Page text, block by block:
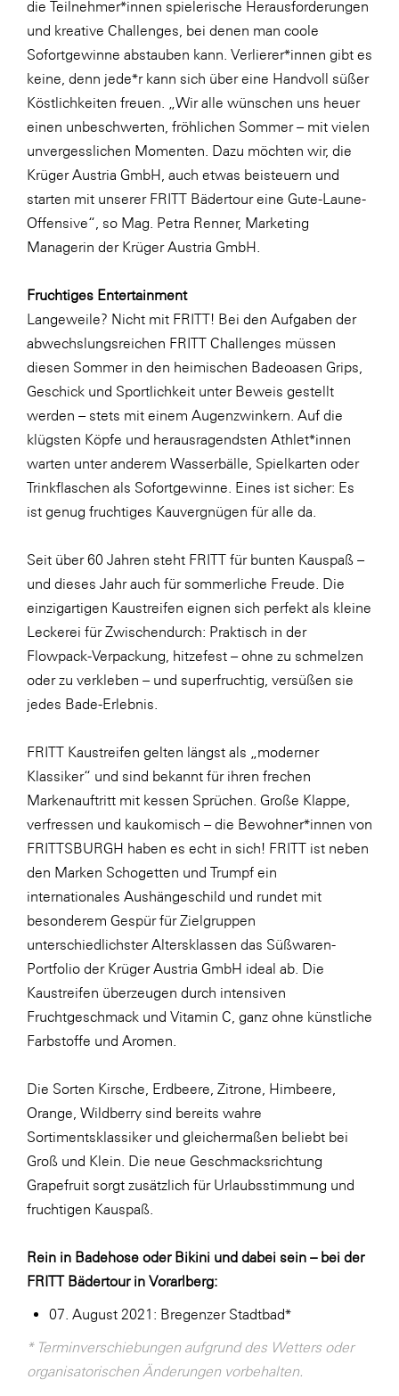
WKS Fachgruppe Finanzdienstleister
WK UBIT
Zühlke
Media
die Teilnehmer*innen spielerische Herausforderungen
und kreative Challenges, bei denen man coole
Sofortgewinne abstauben kann. Verlierer*innen gibt es
keine, denn jede*r kann sich über eine Handvoll süßer
Köstlichkeiten freuen. „Wir alle wünschen uns heuer
einen unbeschwerten, fröhlichen Sommer – mit vielen
unvergesslichen Momenten. Dazu möchten wir, die
Krüger Austria GmbH, auch etwas beisteuern und
starten mit unserer FRITT Bädertour eine Gute-Laune-
Offensive“, so Mag. Petra Renner, Marketing
Managerin der Krüger Austria GmbH.
Fruchtiges Entertainment
Langeweile? Nicht mit FRITT! Bei den Aufgaben der
abwechslungsreichen FRITT Challenges müssen
diesen Sommer in den heimischen Badeoasen Grips,
Geschick und Sportlichkeit unter Beweis gestellt
werden – stets mit einem Augenzwinkern. Auf die
klügsten Köpfe und herausragendsten Athlet*innen
warten unter anderem Wasserbälle, Spielkarten oder
Trinkflaschen als Sofortgewinne. Eines ist sicher: Es
ist genug fruchtiges Kauvergnügen für alle da.
Seit über 60 Jahren steht FRITT für bunten Kauspaß –
und dieses Jahr auch für sommerliche Freude. Die
einzigartigen Kaustreifen eignen sich perfekt als kleine
Leckerei für Zwischendurch: Praktisch in der
Flowpack-Verpackung, hitzefest – ohne zu schmelzen
oder zu verkleben – und superfruchtig, versüßen sie
jedes Bade-Erlebnis.
FRITT Kaustreifen gelten längst als „moderner
Klassiker“ und sind bekannt für ihren frechen
Markenauftritt mit kessen Sprüchen. Große Klappe,
verfressen und kaukomisch – die Bewohner*innen von
FRITTSBURGH haben es echt in sich! FRITT ist neben
den Marken Schogetten und Trumpf ein
internationales Aushängeschild und rundet mit
besonderem Gespür für Zielgruppen
unterschiedlichster Altersklassen das Süßwaren-
Portfolio der Krüger Austria GmbH ideal ab. Die
Kaustreifen überzeugen durch intensiven
Fruchtgeschmack und Vitamin C, ganz ohne künstliche
Farbstoffe und Aromen.
Die Sorten Kirsche, Erdbeere, Zitrone, Himbeere,
Orange, Wildberry sind bereits wahre
Sortimentsklassiker und gleichermaßen beliebt bei
Groß und Klein. Die neue Geschmacksrichtung
Grapefruit sorgt zusätzlich für Urlaubsstimmung und
fruchtigen Kauspaß.
Rein in Badehose oder Bikini und dabei sein – bei der
FRITT Bädertour in Vorarlberg:
07. August 2021: Bregenzer Stadtbad*
* Terminverschiebungen aufgrund des Wetters oder
organisatorischen Änderungen vorbehalten.